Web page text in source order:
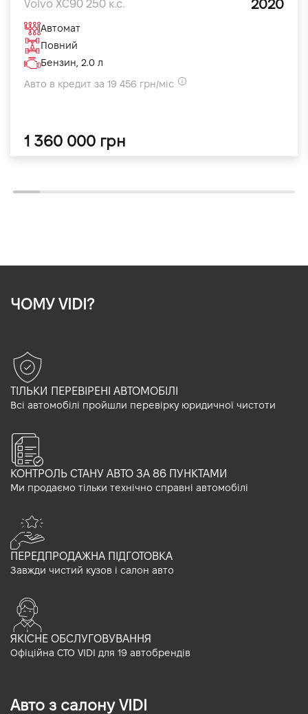
Volvo XC90 250 к.с. 2020
Автомат
Повний
Бензин, 2.0 л
Авто в кредит за 19 456 грн/міс
1 360 000 грн
ЧОМУ VIDI?
ТІЛЬКИ ПЕРЕВІРЕНІ АВТОМОБІЛІ
Всі автомобілі пройшли перевірку юридичної чистоти
КОНТРОЛЬ СТАНУ АВТО ЗА 86 ПУНКТАМИ
Ми продаємо тільки технічно справні автомобілі
ПЕРЕДПРОДАЖНА ПІДГОТОВКА
Завжди чистий кузов і салон авто
ЯКІСНЕ ОБСЛУГОВУВАННЯ
Офіційна СТО VIDI для 19 автобрендів
Авто з салону VIDI